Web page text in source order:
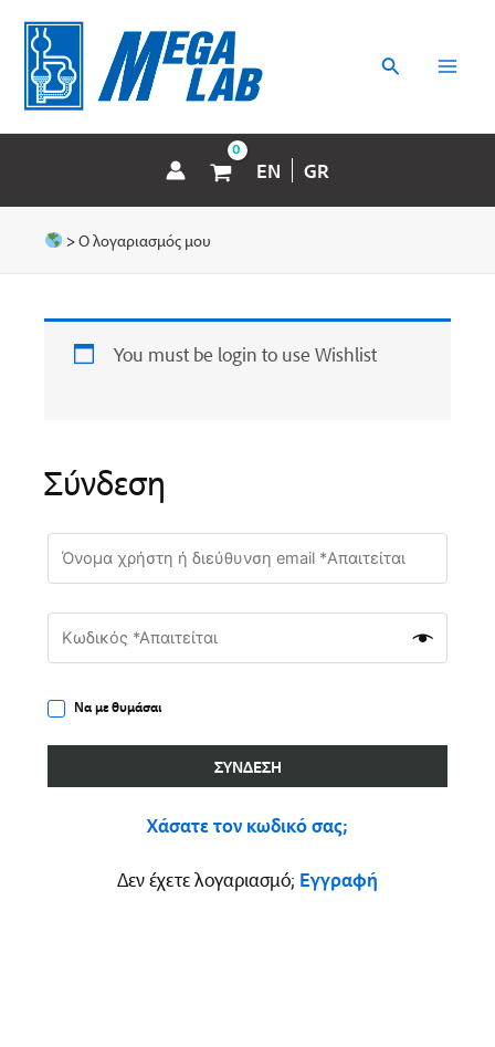
περιεχόμενο
Αναζήτηση
EN GR
>Ο λογαριασμός μου
You must be login to use Wishlist
Σύνδεση
Να με θυμάσαι
ΣΎΝΔΕΣΗ
Χάσατε τον κωδικό σας;
Δεν έχετε λογαριασμό; Εγγραφή